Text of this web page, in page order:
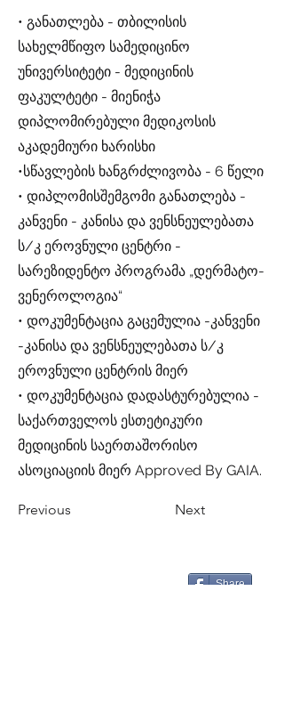
• განათლება - თბილისის
სახელმწიფო სამედიცინო
უნივერსიტეტი - მედიცინის
ფაკულტეტი - მიენიჭა
დიპლომირებული მედიკოსის
აკადემიური ხარისხი
•სწავლების ხანგრძლივობა - 6 წელი
• დიპლომისშემგომი განათლება -
კანვენი - კანისა და ვენსნეულებათა
ს/კ ეროვნული ცენტრი -
სარეზიდენტო პროგრამა „დერმატო-
ვენეროლოგია“
• დოკუმენტაცია გაცემულია -კანვენი
-კანისა და ვენსნეულებათა ს/კ
ეროვნული ცენტრის მიერ
• დოკუმენტაცია დადასტურებულია -
საქართველოს ესთეტიკური
მედიცინის საერთაშორისო
ასოციაციის მიერ Approved By GAIA.
Previous Next
Share